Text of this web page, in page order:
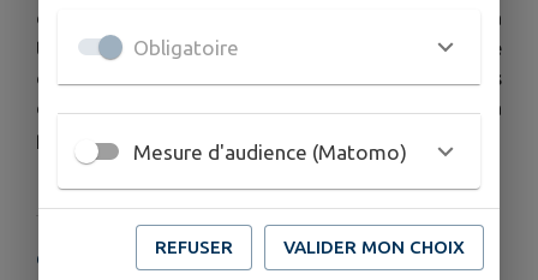
découvrirez aussi la Confrérie, son histoire, sa
tenue, ses statuts, ses activités,
des recettes de
cuisine, des idées de sortie, des liens vers
d’autres blogs ou sites internetet la
présentation de
COORDONNÉES
Obligatoire
Mesure d'audience (Matomo)
REFUSER VALIDER MON CHOIX